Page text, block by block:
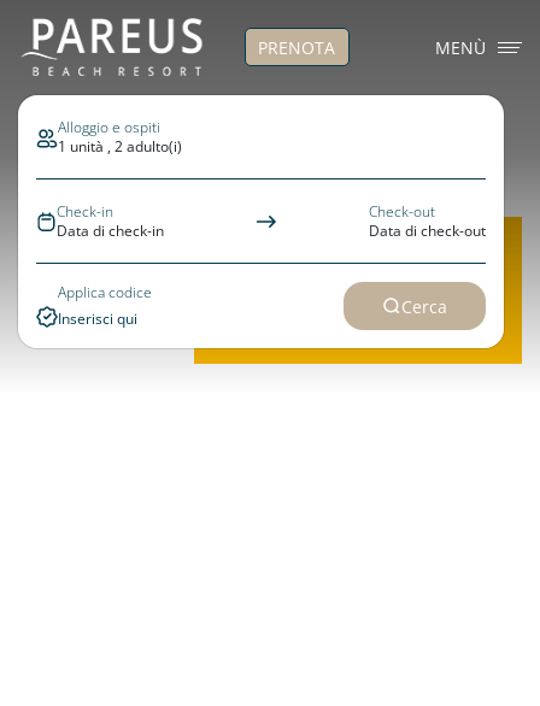
PRENOTA ORA
>>Flex Direct – per restare
flessibili
PRENOTA MENÙ
Alloggio e ospiti
1 unità , 2 adulto(i)
Check-in
Data di check-in
Check-out
Data di check-out
Applica codice
Cerca